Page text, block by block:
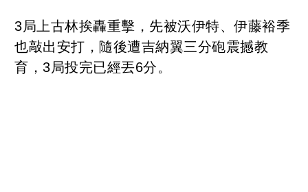
3局上古林挨轟重擊，先被沃伊特、伊藤裕季
也敲出安打，隨後遭吉納翼三分砲震撼教
育，3局投完已經丟6分。